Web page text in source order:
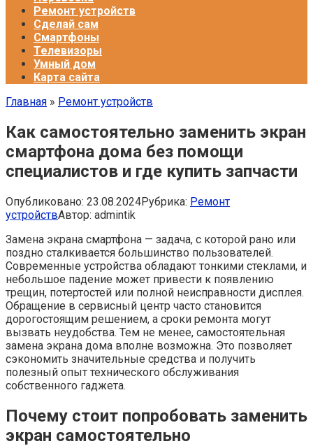
Ремонт устройств
Сделай сам
Смартфоны
Телевизоры
Умный дом
Карта сайта
Главная » Ремонт устройств
Как самостоятельно заменить экран
смартфона дома без помощи
специалистов и где купить запчасти
Опубликовано: 23.08.2024Рубрика: Ремонт
устройствАвтор: admintik
Замена экрана смартфона — задача, с которой рано или
поздно сталкивается большинство пользователей.
Современные устройства обладают тонкими стеклами, и
небольшое падение может привести к появлению
трещин, потертостей или полной неисправности дисплея.
Обращение в сервисный центр часто становится
дорогостоящим решением, а сроки ремонта могут
вызвать неудобства. Тем не менее, самостоятельная
замена экрана дома вполне возможна. Это позволяет
сэкономить значительные средства и получить
полезный опыт технического обслуживания
собственного гаджета.
Почему стоит попробовать заменить
экран самостоятельно